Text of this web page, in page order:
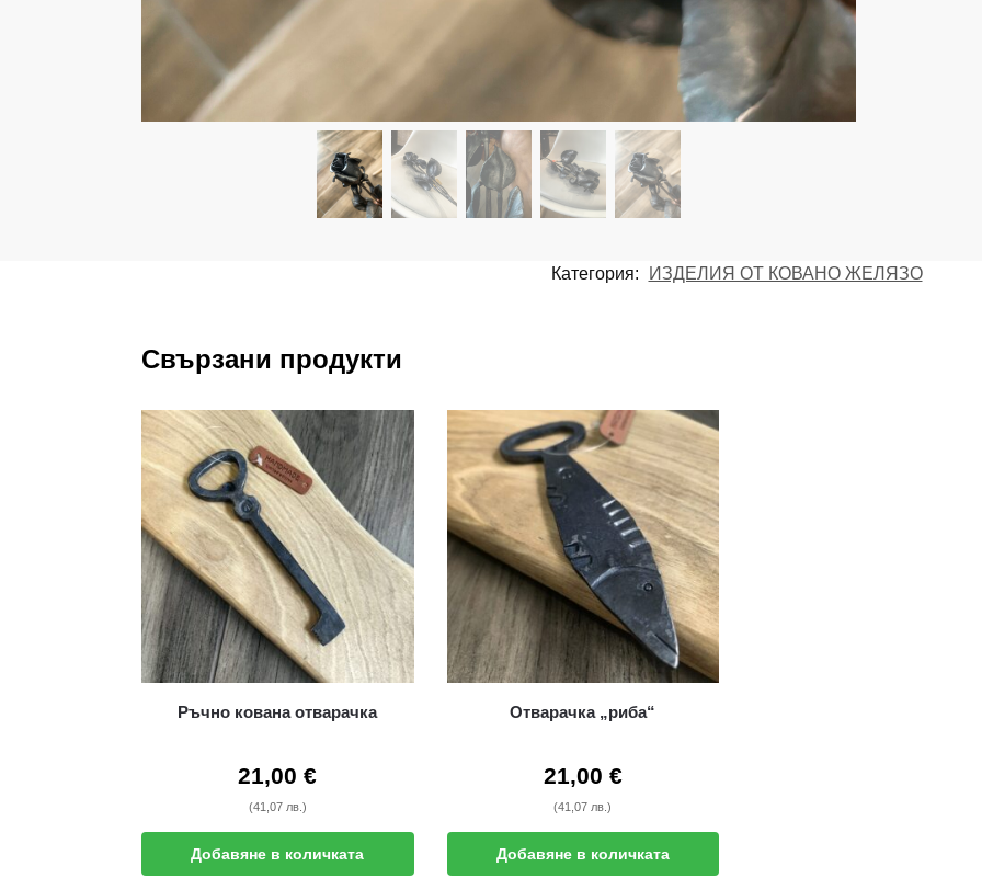
Категория: ИЗДЕЛИЯ ОТ КОВАНО ЖЕЛЯЗО
Свързани продукти
Ръчно кована отварачка
21,00€
(41,07 лв.)
Добавяне в количката
Отварачка „риба“
21,00 €
(41,07 лв.)
Добавяне в количката